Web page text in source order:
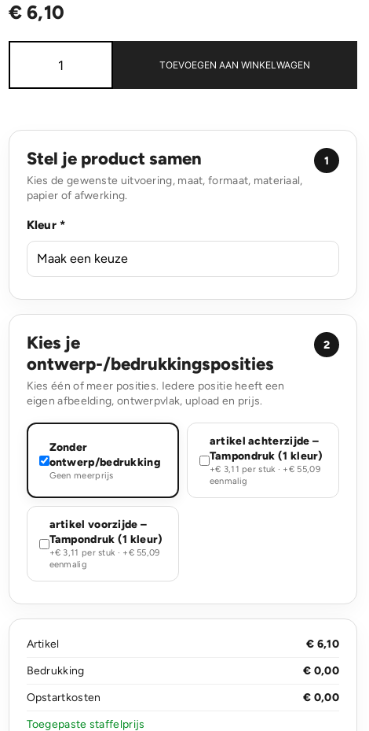
€6,10
keramische
TOEVOEGEN AAN WINKELWAGEN
Stel je product samen
Kies de gewenste uitvoering, maat, formaat, materiaal,
papier of afwerking.
1
Kleur *
Kies je
ontwerp-/bedrukkingsposities
Kies één of meer posities. Iedere positie heeft een
eigen afbeelding, ontwerpvlak, upload en prijs.
2
Zonder
ontwerp/bedrukking
Geen meerprijs
artikel achterzijde –
Tampondruk (1 kleur)
+€ 3,11 per stuk · +€ 55,09
eenmalig
artikel voorzijde –
Tampondruk (1 kleur)
+€ 3,11 per stuk · +€ 55,09
eenmalig
Artikel
€ 6,10
Bedrukking
€ 0,00
Opstartkosten
€ 0,00
Toegepaste staffelprijs